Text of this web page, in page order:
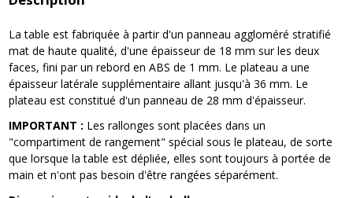
La table est fabriquée à partir d'un panneau aggloméré stratifié
mat de haute qualité, d'une épaisseur de 18 mm sur les deux
faces, fini par un rebord en ABS de 1 mm. Le plateau a une
épaisseur latérale supplémentaire allant jusqu'à 36 mm. Le
plateau est constitué d'un panneau de 28 mm d'épaisseur.
IMPORTANT : Les rallonges sont placées dans un
"compartiment de rangement" spécial sous le plateau, de sorte
que lorsque la table est dépliée, elles sont toujours à portée de
main et n'ont pas besoin d'être rangées séparément.